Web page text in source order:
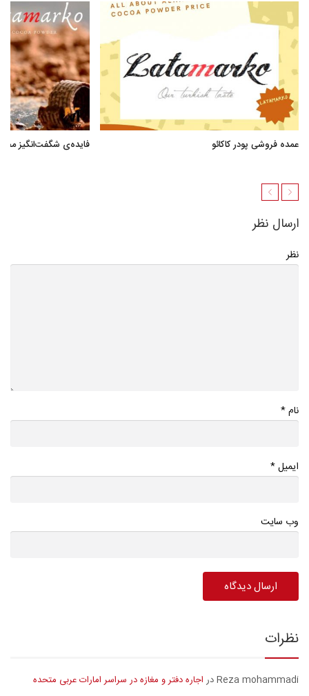
عمده فروشی پودر کاکائو فایده‌ی شگفت‌انگیز
ارسال نظر
نظر
نام*
ایمیل*
وب سایت
نظرات
Reza mohammadiدر اجاره دفتر و مغازه در سراسر امارات عربی متحده